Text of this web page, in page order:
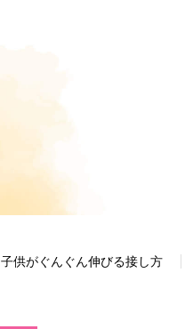
子供がぐんぐん伸びる接し方